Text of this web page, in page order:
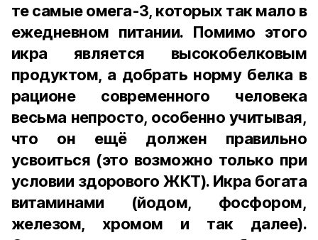
те самые омега-3, которых так мало в
ежедневном питании. Помимо этого
икра является высокобелковым
продуктом, а добрать норму белка в
рационе современного человека
весьма непросто, особенно учитывая,
что он ещё должен правильно
усвоиться (это возможно только при
условии здорового ЖКТ). Икра богата
витаминами (йодом, фосфором,
железом, хромом и так далее).